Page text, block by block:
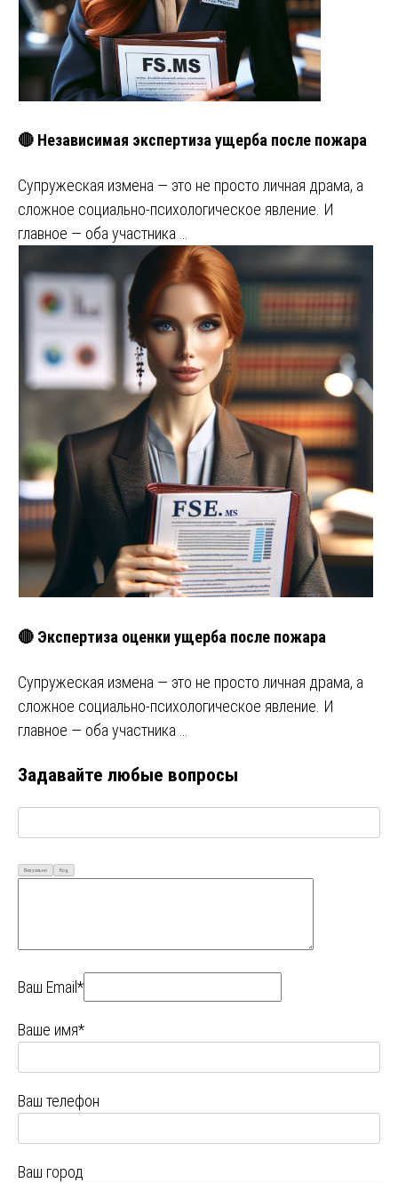
🔴 Независимая экспертиза ущерба после пожара
Супружеская измена — это не просто личная драма, а
сложное социально-психологическое явление. И
главное — оба участника …
🔴 Экспертиза оценки ущерба после пожара
Супружеская измена — это не просто личная драма, а
сложное социально-психологическое явление. И
главное — оба участника …
Задавайте любые вопросы
Визуально Код
Ваш Email*
Ваше имя*
Ваш телефон
Ваш город